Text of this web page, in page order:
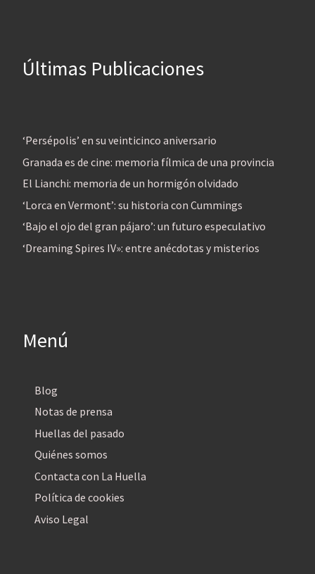
Últimas Publicaciones
‘Persépolis’ en su veinticinco aniversario
Granada es de cine: memoria fílmica de una provincia
El Lianchi: memoria de un hormigón olvidado
‘Lorca en Vermont’: su historia con Cummings
‘Bajo el ojo del gran pájaro’: un futuro especulativo
‘Dreaming Spires IV»: entre anécdotas y misterios
Menú
Blog
Notas de prensa
Huellas del pasado
Quiénes somos
Contacta con La Huella
Política de cookies
Aviso Legal